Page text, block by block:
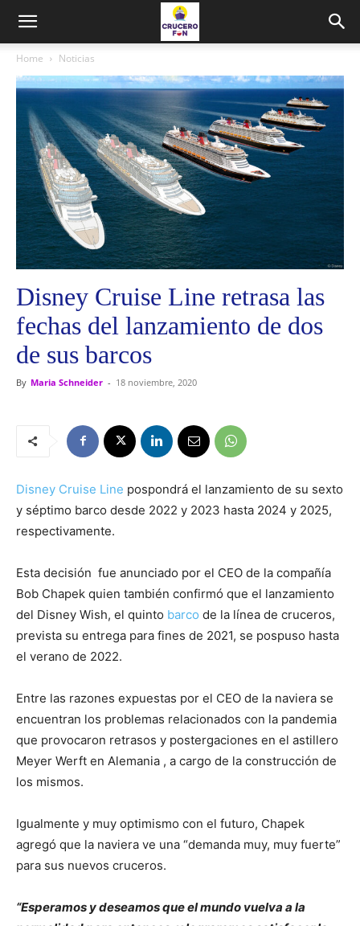
Home Noticias
Disney Cruise Line retrasa las
fechas del lanzamiento de dos
de sus barcos
By Maria Schneider - 18 noviembre, 2020
Disney Cruise Line pospondrá el lanzamiento de su sexto
y séptimo barco desde 2022 y 2023 hasta 2024 y 2025,
respectivamente.
Esta decisión fue anunciado por el CEO de la compañía
Bob Chapek quien también confirmó que el lanzamiento
del Disney Wish, el quinto barco de la línea de cruceros,
prevista su entrega para fines de 2021, se pospuso hasta
el verano de 2022.
Entre las razones expuestas por el CEO de la naviera se
encuentran los problemas relacionados con la pandemia
que provocaron retrasos y postergaciones en el astillero
Meyer Werft en Alemania , a cargo de la construcción de
los mismos.
Igualmente y muy optimismo con el futuro, Chapek
agregó que la naviera ve una “demanda muy, muy fuerte”
para sus nuevos cruceros.
“Esperamos y deseamos que el mundo vuelva a la